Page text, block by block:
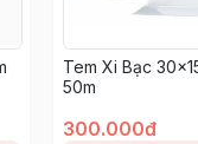
Tem Xi Bạc
50m
300.000đ